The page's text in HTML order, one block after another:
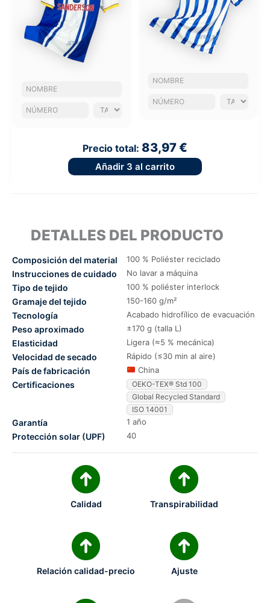
Precio total: 83,97 €
Añadir 3 al carrito
DETALLES DEL PRODUCTO
Composición del material 100 % Poliéster reciclado
Instrucciones de cuidado No lavar a máquina
Tipo de tejido 100 % poliéster interlock
Gramaje del tejido 150-160 g/m²
Tecnología Acabado hidrofílico de evacuación
Peso aproximado ±170 g (talla L)
Elasticidad Ligera (≈5 % mecánica)
Velocidad de secado Rápido (≤30 min al aire)
País de fabricación China
Certificaciones
OEKO-TEX® Std 100
Global Recycled Standard
ISO 14001
Garantía 1 año
Protección solar (UPF) 40
Calidad Transpirabilidad
Relación calidad-precio Ajuste